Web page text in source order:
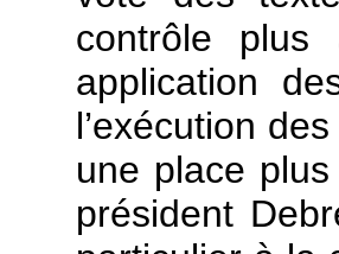
contrôle
application
l’exécution
une place
président